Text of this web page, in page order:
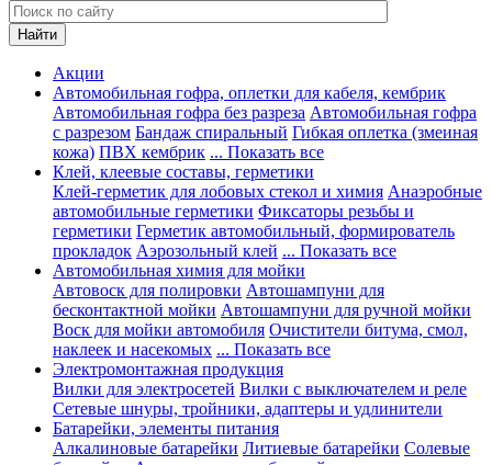
Акции
Автомобильная гофра, оплетки для кабеля, кембрик
Автомобильная гофра без разреза Автомобильная гофра
с разрезом Бандаж спиральный Гибкая оплетка (змеиная
кожа) ПВХ кембрик ... Показать все
Клей, клеевые составы, герметики
Клей-герметик для лобовых стекол и химия Анаэробные
автомобильные герметики Фиксаторы резьбы и
герметики Герметик автомобильный, формирователь
прокладок Аэрозольный клей ... Показать все
Автомобильная химия для мойки
Автовоск для полировки Автошампуни для
бесконтактной мойки Автошампуни для ручной мойки
Воск для мойки автомобиля Очистители битума, смол,
наклеек и насекомых ... Показать все
Электромонтажная продукция
Вилки для электросетей Вилки с выключателем и реле
Сетевые шнуры, тройники, адаптеры и удлинители
Батарейки, элементы питания
Алкалиновые батарейки Литиевые батарейки Солевые